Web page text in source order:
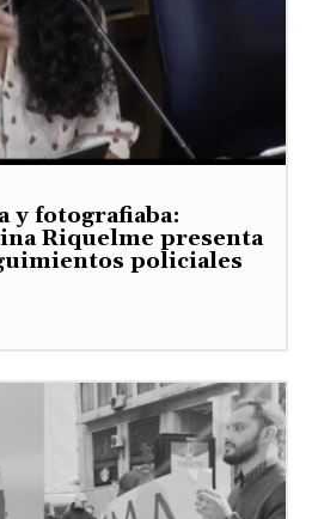
y fotografiaba:
Riquelme presenta
policiales